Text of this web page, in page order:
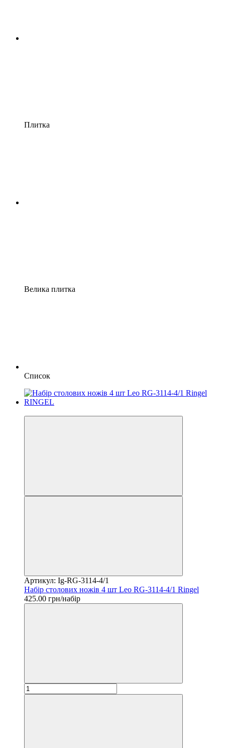
Плитка
Велика плитка
Список
Артикул: Ig-RG-3114-4/1
Набір столових ножів 4 шт Leo RG-3114-4/1 Ringel
425.00 грн/набір